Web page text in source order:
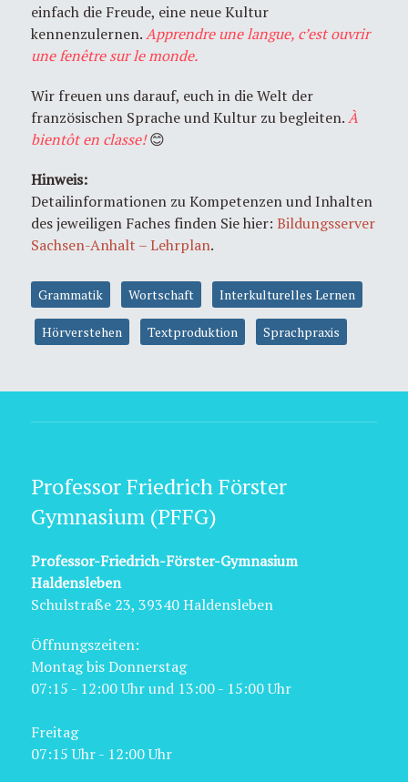
einfach die Freude, eine neue Kultur
kennenzulernen.Apprendre une langue, c’est ouvrir
une fenêtre sur le monde.
Wir freuen uns darauf, euch in die Welt der
französischen Sprache und Kultur zu begleiten.À
bientôt en classe!😊
Hinweis:
Detailinformationen zu Kompetenzen und Inhalten
des jeweiligen Faches finden Sie hier: Bildungsserver
Sachsen-Anhalt – Lehrplan.
Grammatik Wortschaft Interkulturelles Lernen
Hörverstehen Textproduktion Sprachpraxis
Professor Friedrich Förster
Gymnasium (PFFG)
Professor-Friedrich-Förster-Gymnasium
Haldensleben
Schulstraße 23, 39340 Haldensleben
Öffnungszeiten:
Montag bis Donnerstag
07:15 - 12:00 Uhr und 13:00 - 15:00 Uhr
Freitag
07:15 Uhr - 12:00 Uhr